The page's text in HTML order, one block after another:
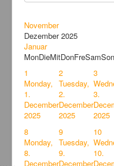
November
Dezember 2025
Januar
MonDieMitDonFreSamSon
1
Monday,
1.
December
2025
2
Tuesday,
2.
December
2025
3
3.
2025
8
Monday,
8.
December
9
Tuesday,
9.
December
10
10.